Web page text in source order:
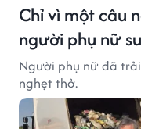
Chỉ vì một câu
người phụ nữ
Người phụ nữ đã
nghẹt thở.